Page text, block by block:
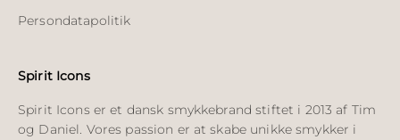
Persondatapolitik
Spirit Icons
Spirit Icons er et dansk smykkebrand stiftet i 2013 af Tim
og Daniel. Vores passion er at skabe unikke smykker i